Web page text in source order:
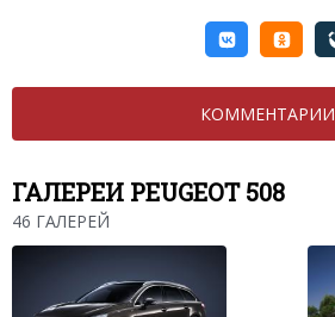
КОММЕНТАРИИ
ГАЛЕРЕИ PEUGEOT 508
46 ГАЛЕРЕЙ